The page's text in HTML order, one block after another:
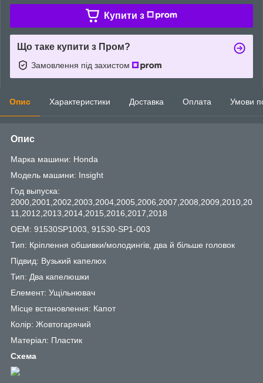
Купити з
Що таке купити з Пром?
Замовлення під захистом
Опис Характеристики Доставка Оплата Умови
Опис
Марка машини: Honda
Модель машини: Insight
Год выпуска:
2000,2001,2002,2003,2004,2005,2006,2007,2008,2009,2010,20
11,2012,2013,2014,2015,2016,2017,2018
OEM: 91530SP1003, 91530-SP1-003
Тип: Кріплення обшивки/молодингів, два й більше головок
Підвид: Вузький капелюх
Тип: Два капелюшки
Елемент: Ущільнювач
Місце встановлення: Капот
Колір: Жовтогарячий
Матеріал: Пластик
Схема